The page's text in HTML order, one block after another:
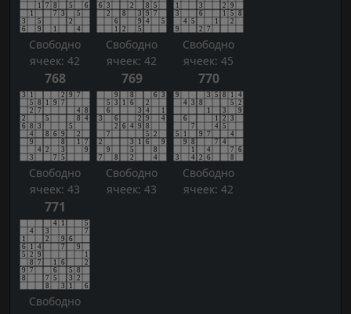
Свободно
ячеек: 42
Свободно
ячеек: 42
Свободно
ячеек: 45
768
Свободно
ячеек: 43
769
Свободно
ячеек: 43
770
Свободно
ячеек: 42
771
Свободно